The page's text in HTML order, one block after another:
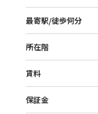
最寄駅/徒歩何分
所在階
賃料
保証金